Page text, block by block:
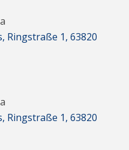
Ringstraße 1, 63820
Ringstraße 1, 63820